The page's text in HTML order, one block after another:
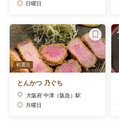
日曜日
初選出
とんかつ 乃ぐち
大阪府 中津（阪急）駅
月曜日